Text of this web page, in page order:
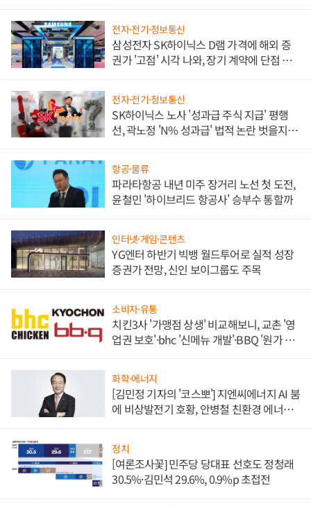
전자·전기·정보통신
삼성전자 SK하이닉스 D램 가격에 해외 증
권가 '고점' 시각 나와, 장기 계약에 단점 부
전자·전기·정보통신
SK하이닉스 노사 '성과급 주식 지급' 평행
선, 곽노정 'N% 성과급' 법적 논란 벗을지 주
항공·물류
파라타항공 내년 미주 장거리 노선 첫 도전,
윤철민 '하이브리드 항공사' 승부수 통할까
인터넷·게임·콘텐츠
YG엔터 하반기 빅뱅 월드투어로 실적 성장
증권가 전망, 신인 보이그룹도 주목
소비자·유통
치킨3사 '가맹점 상생' 비교해보니, 교촌 '영
업권 보호'·bhc '신메뉴 개발'·BBQ '원가 부
화학·에너지
[김민정 기자의 '코스뽀'] 지엔씨에너지 AI 붐
에 비상발전기 호황, 안병철 친환경 에너지
정치
[여론조사꽃] 민주당 당대표 선호도 정청래
30.5%·김민석 29.6%, 0.9%p 초접전